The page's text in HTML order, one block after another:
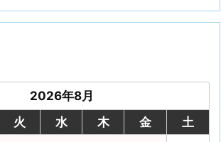
2026年8月
火 水 木 金
土